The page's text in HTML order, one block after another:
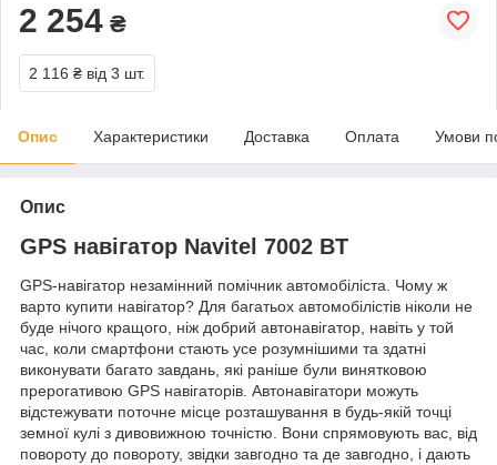
2 254 ₴
2 116 ₴ від 3 шт.
Опис Характеристики Доставка Оплата Умови
Опис
GPS навігатор Navitel 7002 BT
GPS-навігатор незамінний помічник автомобіліста. Чому ж
варто купити навігатор? Для багатьох автомобілістів ніколи не
буде нічого кращого, ніж добрий автонавігатор, навіть у той
час, коли смартфони стають усе розумнішими та здатні
виконувати багато завдань, які раніше були винятковою
прерогативою GPS навігаторів. Автонавігатори можуть
відстежувати поточне місце розташування в будь-якій точці
земної кулі з дивовижною точністю. Вони спрямовують вас, від
повороту до повороту, звідки завгодно та де завгодно, і дають